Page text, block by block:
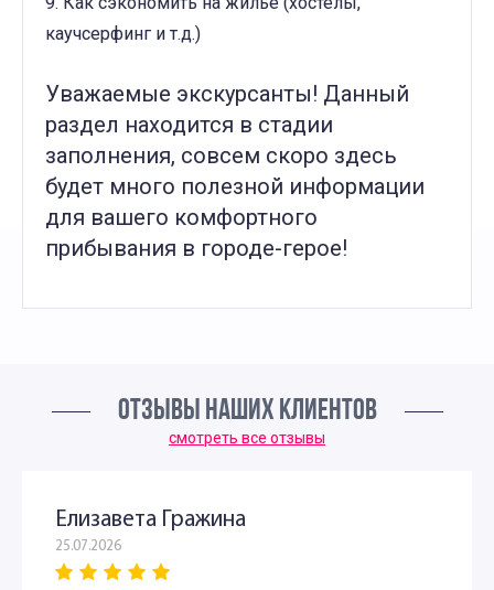
каучсерфинг и т.д.)
Уважаемые экскурсанты! Данный
раздел находится в стадии
заполнения, совсем скоро здесь
будет много полезной информации
для вашего комфортного
прибывания в городе-герое!
ОТЗЫВЫ НАШИХ КЛИЕНТОВ
смотреть все отзывы
Елизавета Гражина
25.07.2026